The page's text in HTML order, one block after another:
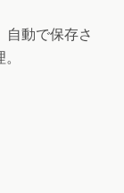
自動で保存さ